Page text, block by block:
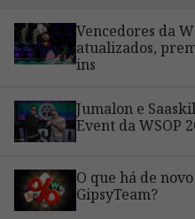
Vencedores da
atualizados,
ins
Jumalon e
Event da WSOP
O que há de
GipsyTeam?